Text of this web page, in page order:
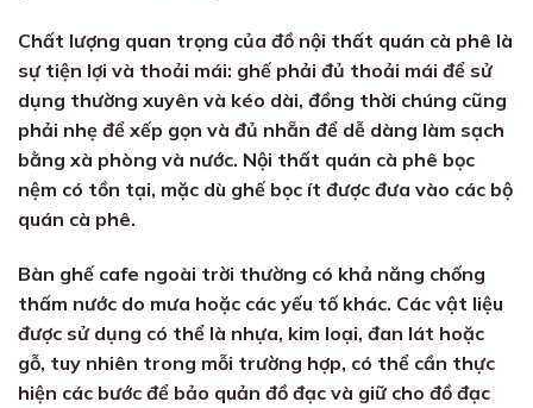
Chất lượng quan trọng của đồ nội thất quán cà phê là
sự tiện lợi và thoải mái: ghế phải đủ thoải mái để sử
dụng thường xuyên và kéo dài, đồng thời chúng cũng
phải nhẹ để xếp gọn và đủ nhẵn để dễ dàng làm sạch
bằng xà phòng và nước. Nội thất quán cà phê bọc
nệm có tồn tại, mặc dù ghế bọc ít được đưa vào các bộ
quán cà phê.
Bàn ghế cafe ngoài trời thường có khả năng chống
thấm nước do mưa hoặc các yếu tố khác. Các vật liệu
được sử dụng có thể là nhựa, kim loại, đan lát hoặc
gỗ, tuy nhiên trong mỗi trường hợp, có thể cần thực
hiện các bước để bảo quản đồ đạc và giữ cho đồ đạc